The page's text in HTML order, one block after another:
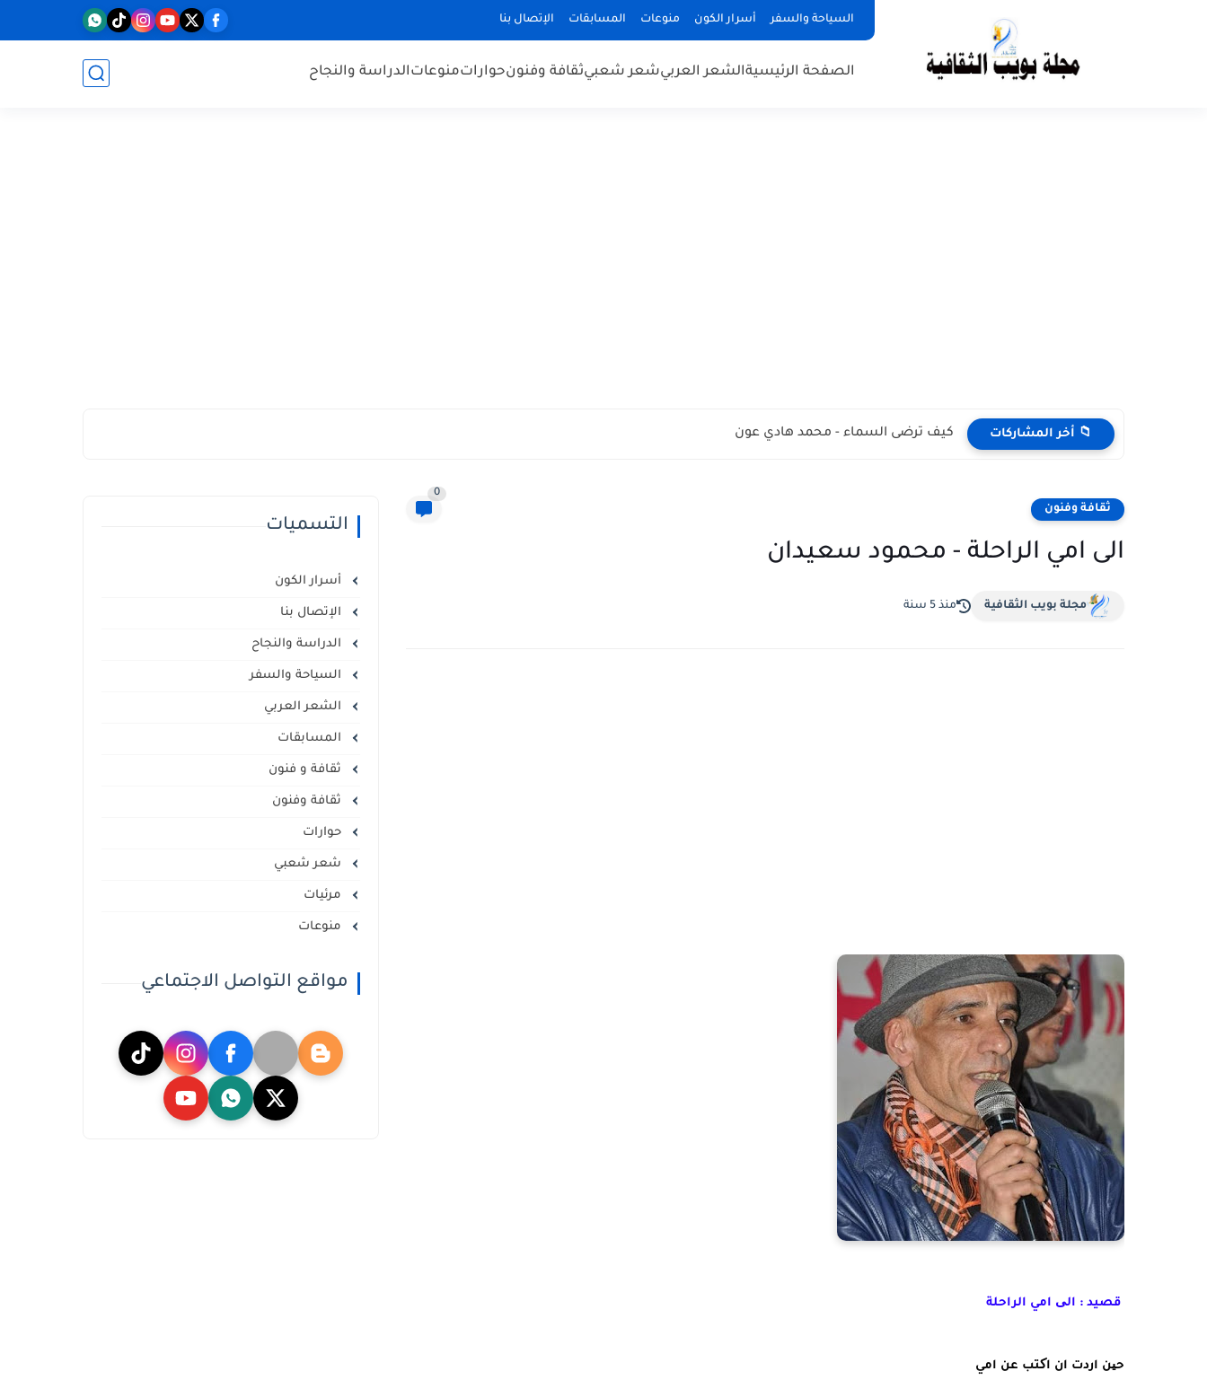
السياحة والسفر أسرار الكون منوعات المسابقات الإتصال بنا
الصفحة الرئيسيةالشعر العربيشعر شعبيثقافة وفنونحواراتمنوعاتالدراسة والنجاح
📁 أخر المشاركات كيف ترضى السماء - محمد هادي عون
ثقافة وفنون
0
الى امي الراحلة - محمود سعيدان
مجلة بويب الثقافية منذ 5 سنة
قصيد : الی امي الراحلة
حین اردت ان اکتب عن امي
التسميات
أسرار الكون
الإتصال بنا
الدراسة والنجاح
السياحة والسفر
الشعر العربي
المسابقات
ثقافة و فنون
ثقافة وفنون
حوارات
شعر شعبي
مرئيات
منوعات
مواقع التواصل الاجتماعي